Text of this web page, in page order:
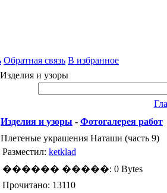
Обратная связь В избранное
Изделия и узоры
Изделия и узоры - Фотогалерея работ
Плетеные украшения Наташи (часть 9)
Разместил: ketklad
������ �����: 0 Bytes
Прочитано: 13110